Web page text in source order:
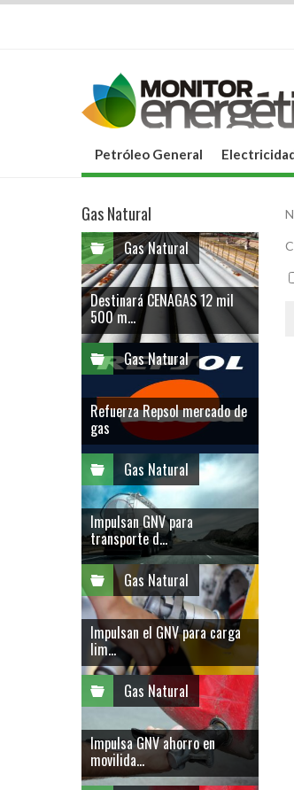
Petróleo General
Gas Natural
Gas Natural
Destinará CENAGAS 12 mil
500 m...
Gas Natural
Refuerza Repsol mercado de
gas
Gas Natural
Impulsan GNV para
transporte d...
Gas Natural
Impulsan el GNV para carga
lim...
Gas Natural
Impulsa GNV ahorro en
movilida...